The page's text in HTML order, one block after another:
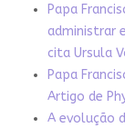
Papa
administrar
cita Ursula
Papa
Artigo de
A evolução